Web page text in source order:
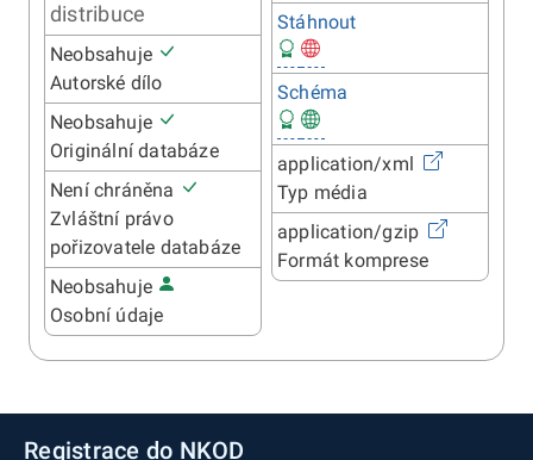
distribuce
Neobsahuje
Autorské dílo
Neobsahuje
Originální databáze
Není chráněna
Zvláštní právo
pořizovatele databáze
Neobsahuje
Osobní údaje
Stáhnout
Schéma
application/xml
Typ média
application/gzip
Formát komprese
Registrace do NKOD